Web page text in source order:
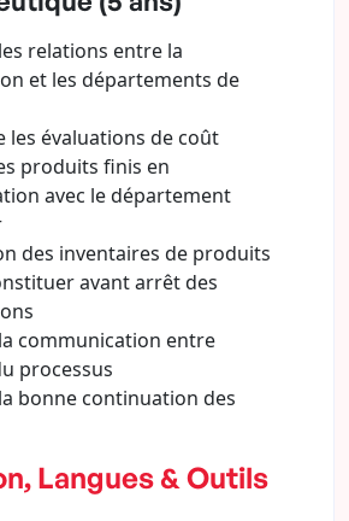
relations entre la
et les départements de
les évaluations de coût
produits finis en
avec le département
des inventaires de produits
avant arrêt des
communication entre
processus
bonne continuation des
Langues & Outils